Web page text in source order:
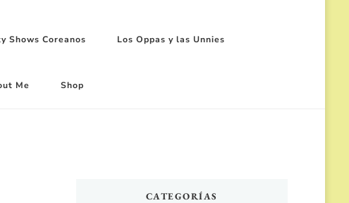
Shows Coreanos Los Oppas y las Unnies
Me Shop
CATEGORÍAS